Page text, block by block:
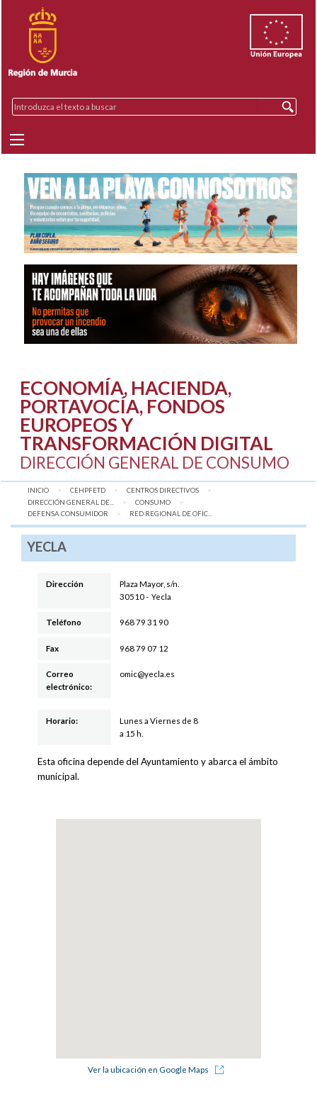
ECONOMÍA, HACIENDA,
PORTAVOCÍA, FONDOS
EUROPEOS Y
TRANSFORMACIÓN DIGITAL
DIRECCIÓN GENERAL DE CONSUMO
INICIO CEHPFETD
CENTROS DIRECTIVOS
DIRECCIÓN GENERAL DE...
CONSUMO
DEFENSA CONSUMIDOR
AQUÍ:
RED REGIONAL DE OFIC...
YECLA
Dirección Plaza Mayor, s/n
30510- Yecla
Teléfono 968 79 31 90
Fax 968 79 07 12
Correo
electrónico:
omic@yecla.es
Horario:
Lunes a Viernes de 8
a 15 h.
Esta oficina depende del Ayuntamiento y abarca el ámbito
municipal.
Ver la ubicación en Google Maps